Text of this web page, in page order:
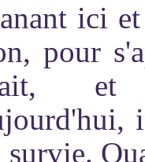
ici
pour
et
survie.